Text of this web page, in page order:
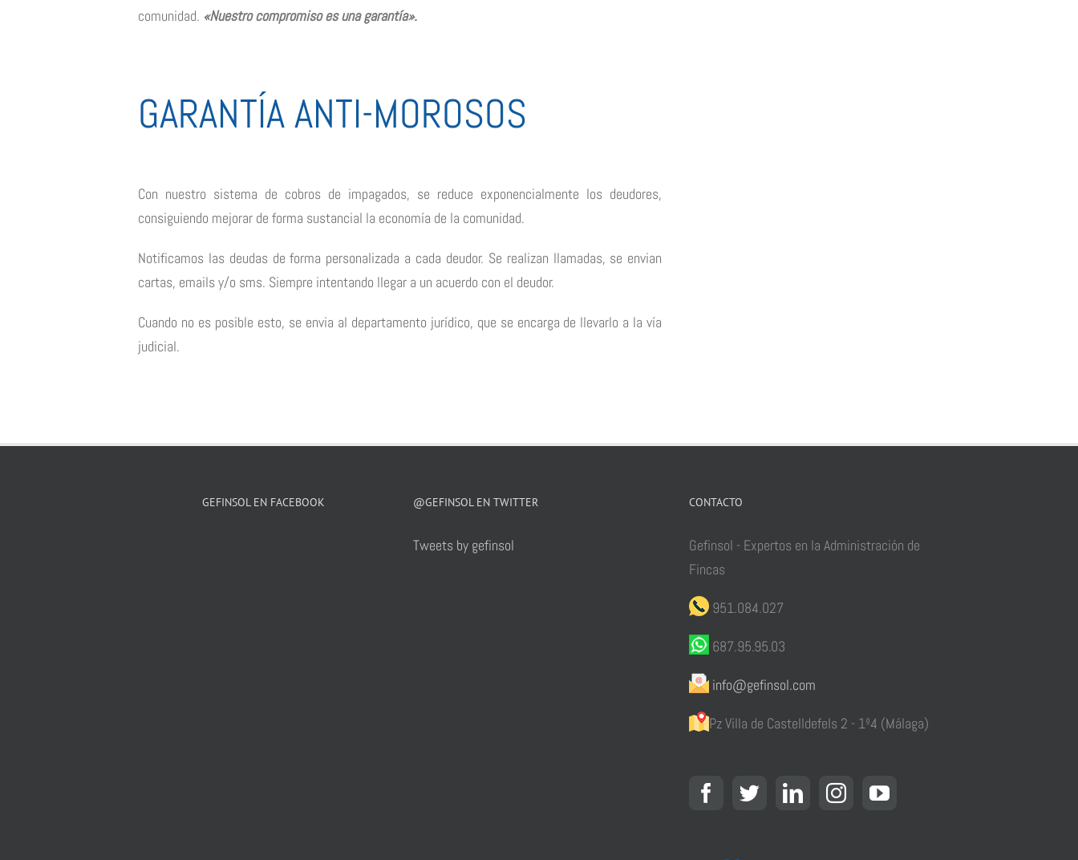
comunidad. «Nuestro compromiso es una garantía».
GARANTÍA ANTI-MOROSOS
Con nuestro sistema de cobros de impagados, se reduce exponencialmente los deudores,
consiguiendo mejorar de forma sustancial la economía de la comunidad.
Notificamos las deudas de forma personalizada a cada deudor. Se realizan llamadas, se envian
cartas, emails y/o sms. Siempre intentando llegar a un acuerdo con el deudor.
Cuando no es posible esto, se envia al departamento jurídico, que se encarga de llevarlo a la vía
judicial.
GEFINSOL EN FACEBOOK @GEFINSOL EN TWITTER
Tweets by gefinsol
CONTACTO
Gefinsol - Expertos en la Administración de
Fincas
951.084.027
687.95.95.03
info@gefinsol.com
Pz Villa de Castelldefels 2 - 1º4 (Málaga)